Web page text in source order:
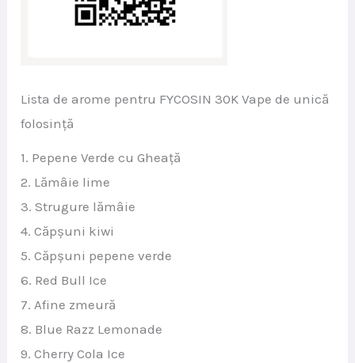
Lista de arome pentru FYCOSIN 30K Vape de unică
folosință
1. Pepene Verde cu Gheață
2. Lămâie lime
3. Strugure lămâie
4. Căpșuni kiwi
5. Căpșuni pepene verde
6. Red Bull Ice
7. Afine zmeură
8. Blue Razz Lemonade
9. Cherry Cola Ice